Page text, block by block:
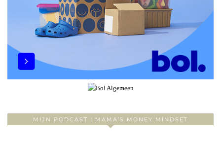
MIJN PODCAST | MAMA’S MONEY MINDSET